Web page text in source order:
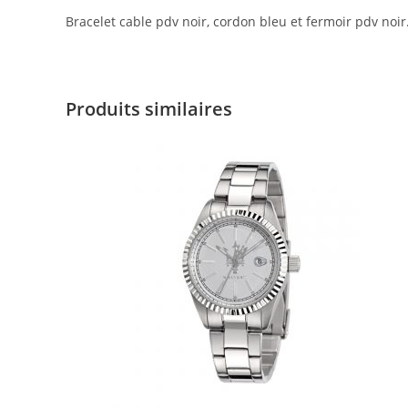
Bracelet cable pdv noir, cordon bleu et fermoir pdv
Produits similaires